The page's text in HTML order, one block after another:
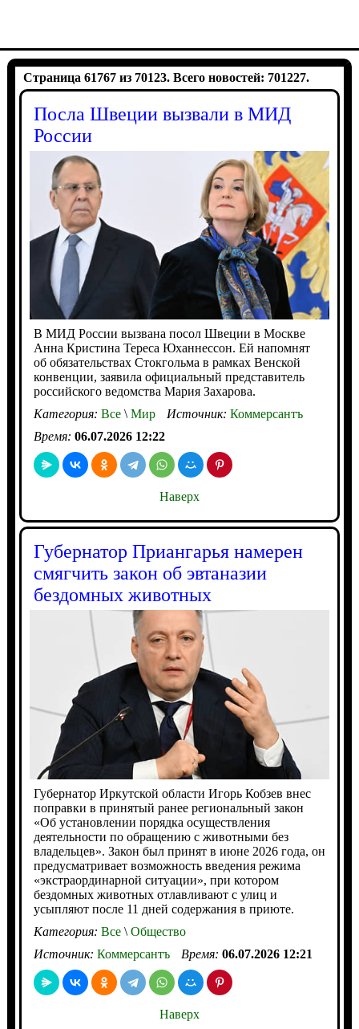
Страница 61767 из 70123. Всего новостей: 701227.
Посла Швеции вызвали в МИД
России
В МИД России вызвана посол Швеции в Москве
Анна Кристина Тереса Юханнессон. Ей напомнят
об обязательствах Стокгольма в рамках Венской
конвенции, заявила официальный представитель
российского ведомства Мария Захарова.
Категория: Все\Мир Источник: Коммерсантъ
Время: 06.07.2026 12:22
Наверх
Губернатор Приангарья намерен
смягчить закон об эвтаназии
бездомных животных
Губернатор Иркутской области Игорь Кобзев внес
поправки в принятый ранее региональный закон
«Об установлении порядка осуществления
деятельности по обращению с животными без
владельцев». Закон был принят в июне 2026 года, он
предусматривает возможность введения режима
«экстраординарной ситуации», при котором
бездомных животных отлавливают с улиц и
усыпляют после 11 дней содержания в приюте.
Категория: Все\Общество
Источник: Коммерсантъ Время: 06.07.2026 12:21
Наверх